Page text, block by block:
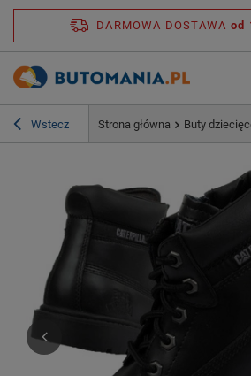
DARMOWA DOSTAWA od
Wstecz Strona główna Buty